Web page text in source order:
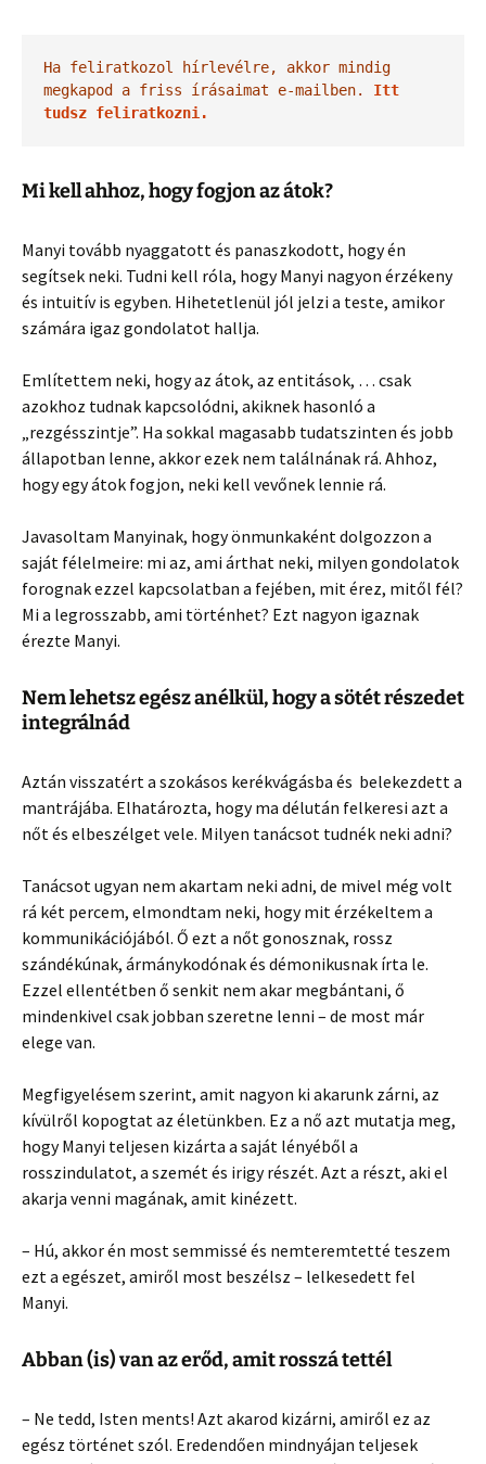
Ha feliratkozol hírlevélre, akkor mindig
megkapod a friss írásaimat e-mailben. Itt
tudsz feliratkozni.
Mi kell ahhoz, hogy fogjon az átok?
Manyi tovább nyaggatott és panaszkodott, hogy én
segítsek neki. Tudni kell róla, hogy Manyi nagyon érzékeny
és intuitív is egyben. Hihetetlenül jól jelzi a teste, amikor
számára igaz gondolatot hallja.
Említettem neki, hogy az átok, az entitások, … csak
azokhoz tudnak kapcsolódni, akiknek hasonló a
„rezgésszintje”. Ha sokkal magasabb tudatszinten és jobb
állapotban lenne, akkor ezek nem találnának rá. Ahhoz,
hogy egy átok fogjon, neki kell vevőnek lennie rá.
Javasoltam Manyinak, hogy önmunkaként dolgozzon a
saját félelmeire: mi az, ami árthat neki, milyen gondolatok
forognak ezzel kapcsolatban a fejében, mit érez, mitől fél?
Mi a legrosszabb, ami történhet? Ezt nagyon igaznak
érezte Manyi.
Nem lehetsz egész anélkül, hogy a sötét részedet
integrálnád
Aztán visszatért a szokásos kerékvágásba és belekezdett a
mantrájába. Elhatározta, hogy ma délután felkeresi azt a
nőt és elbeszélget vele. Milyen tanácsot tudnék neki adni?
Tanácsot ugyan nem akartam neki adni, de mivel még volt
rá két percem, elmondtam neki, hogy mit érzékeltem a
kommunikációjából. Ő ezt a nőt gonosznak, rossz
szándékúnak, ármánykodónak és démonikusnak írta le.
Ezzel ellentétben ő senkit nem akar megbántani, ő
mindenkivel csak jobban szeretne lenni – de most már
elege van.
Megfigyelésem szerint, amit nagyon ki akarunk zárni, az
kívülről kopogtat az életünkben. Ez a nő azt mutatja meg,
hogy Manyi teljesen kizárta a saját lényéből a
rosszindulatot, a szemét és irigy részét. Azt a részt, aki el
akarja venni magának, amit kinézett.
– Hú, akkor én most semmissé és nemteremtetté teszem
ezt a egészet, amiről most beszélsz – lelkesedett fel
Manyi.
Abban (is) van az erőd, amit rosszá tettél
– Ne tedd, Isten ments! Azt akarod kizárni, amiről ez az
egész történet szól. Eredendően mindnyájan teljesek